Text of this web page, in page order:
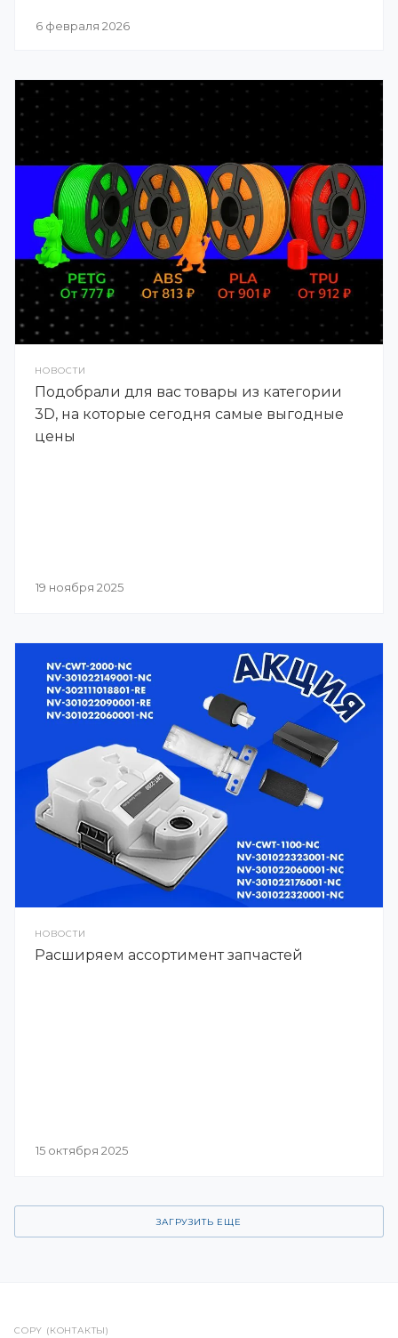
6 февраля 2026
НОВОСТИ
Подобрали для вас товары из категории
3D, на которые сегодня самые выгодные
цены
19 ноября 2025
НОВОСТИ
Расширяем ассортимент запчастей
15 октября 2025
ЗАГРУЗИТЬ ЕЩЕ
COPY (КОНТАКТЫ)